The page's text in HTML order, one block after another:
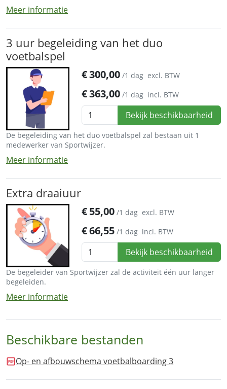
Meer informatie
3 uur begeleiding van het duo
voetbalspel
€300,00 /1 dag excl. BTW
€363,00 /1 dag incl. BTW
Bekijk beschikbaarheid
De begeleiding van het duo voetbalspel zal bestaan uit 1
medewerker van Sportwijzer.
Meer informatie
Extra draaiuur
€55,00 /1 dag excl. BTW
€66,55 /1 dag incl. BTW
Bekijk beschikbaarheid
De begeleider van Sportwijzer zal de activiteit één uur langer
begeleiden.
Meer informatie
Beschikbare bestanden
Op- en afbouwschema voetbalboarding 3